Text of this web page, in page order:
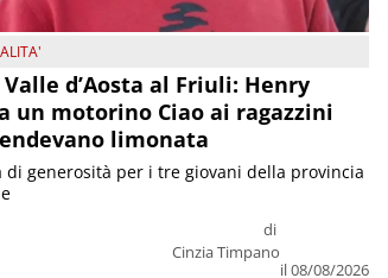
d’Aosta al Friuli: Henry
un motorino Ciao ai ragazzini
limonata
di
Cinzia Timpano
il 08/08/2026
di generosità per i tre giovani della provincia